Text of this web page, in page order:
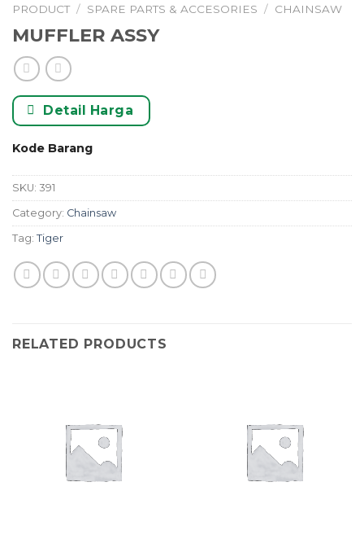
PRODUCT / SPARE PARTS & ACCESORIES / CHAINSAW
MUFFLER ASSY
Detail Harga
Kode Barang
SKU: 391
Category: Chainsaw
Tag: Tiger
RELATED PRODUCTS